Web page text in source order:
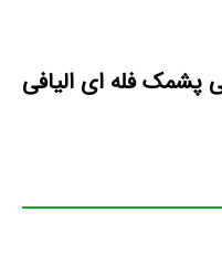
پشمک فله ای الیافی